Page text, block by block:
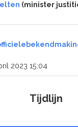
(minister
2023 15:04
Tijdlijn